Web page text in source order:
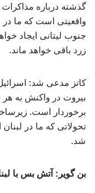
گذشته درباره مذاکرات
واقعیتی است که ما در
جنوب لیتانی ایجاد
زرد باقی خواهد ماند.
کاتز مدعی شد:
بیروت در واکنش به
برخوردار است.
تحولاتی که ما در
شد.
بن گویر: آتش بس با